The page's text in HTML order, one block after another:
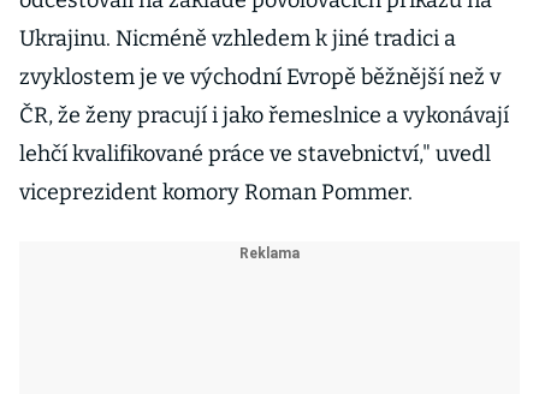
Ukrajinu. Nicméně vzhledem k jiné tradici a
zvyklostem je ve východní Evropě běžnější než v
ČR, že ženy pracují i jako řemeslnice a vykonávají
lehčí kvalifikované práce ve stavebnictví," uvedl
viceprezident komory Roman Pommer.